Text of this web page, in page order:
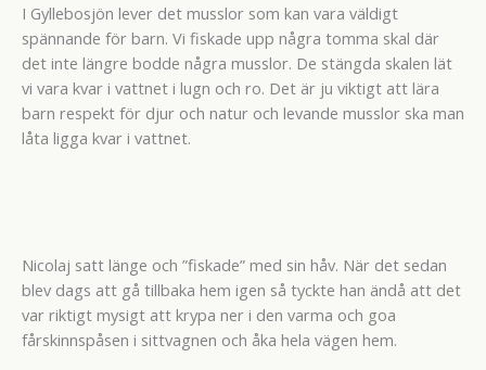
I Gyllebosjön lever det musslor som kan vara väldigt
spännande för barn. Vi fiskade upp några tomma skal där
det inte längre bodde några musslor. De stängda skalen lät
vi vara kvar i vattnet i lugn och ro. Det är ju viktigt att lära
barn respekt för djur och natur och levande musslor ska man
låta ligga kvar i vattnet.
Nicolaj satt länge och ”fiskade” med sin håv. När det sedan
blev dags att gå tillbaka hem igen så tyckte han ändå att det
var riktigt mysigt att krypa ner i den varma och goa
fårskinnspåsen i sittvagnen och åka hela vägen hem.